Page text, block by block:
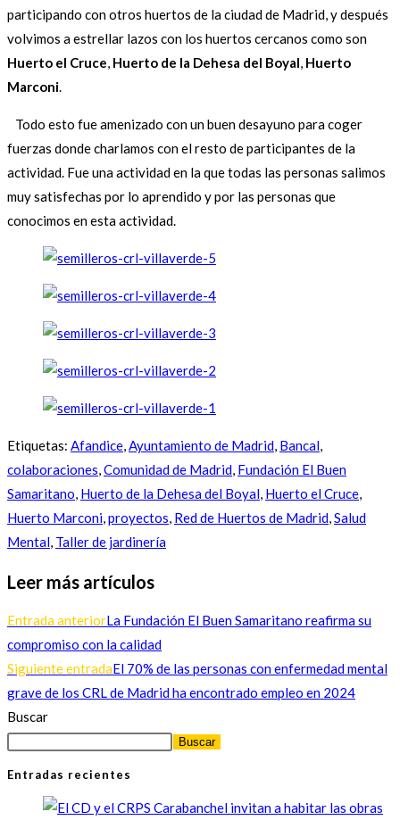
participando con otros huertos de la ciudad de Madrid, y después
volvimos a estrellar lazos con los huertos cercanos como son
Huerto el Cruce, Huerto de la Dehesa del Boyal, Huerto
Marconi.
Todo esto fue amenizado con un buen desayuno para coger
fuerzas donde charlamos con el resto de participantes de la
actividad. Fue una actividad en la que todas las personas salimos
muy satisfechas por lo aprendido y por las personas que
conocimos en esta actividad.
Etiquetas: Afandice,Ayuntamiento de Madrid, Bancal,
colaboraciones,Comunidad de Madrid, Fundación El Buen
Samaritano, Huerto de la Dehesa del Boyal, Huerto el Cruce,
Huerto Marconi,proyectos, Red de Huertos de Madrid,Salud
Mental, Taller de jardinería
Leer más artículos
Entrada anteriorLa Fundación El Buen Samaritano reafirma su
compromiso con la calidad
Siguiente entradaEl 70% de las personas con enfermedad mental
grave de los CRL de Madrid ha encontrado empleo en 2024
Buscar
Buscar
Entradas recientes